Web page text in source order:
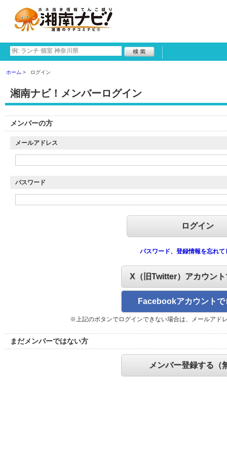
ホーム ログイン
湘南ナビ！メンバーログイン
メンバーの方
メールアドレス
パスワード
パスワード、登録情報を忘れて
X（旧Twitter）アカウン
Facebookアカウントで
※上記のボタンでログインできない場合は、メールアド
まだメンバーではない方
メンバー登録する（